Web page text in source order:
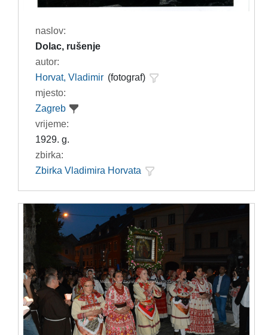
naslov:
Dolac, rušenje
autor:
Horvat, Vladimir (fotograf)
mjesto:
Zagreb
vrijeme:
1929. g.
zbirka:
Zbirka Vladimira Horvata